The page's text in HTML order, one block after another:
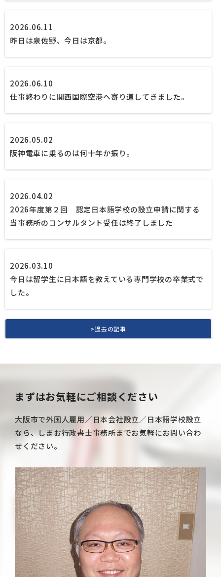
2026.06.11
昨日は泉佐野、今日は京都。
2026.06.10
仕事終わりに関西国際空港へ寄り道してきました。
2026.05.02
阪神電車に乗るのは何十年か振り。
2026.04.02
2026年度第２回 認定日本語学校の設立申請に関する
当事務所のコンサルタント受任は終了しました
2026.03.10
今日は留学生に日本語を教えている専門学校の卒業式で
した。
>過去の記事
まずはお気軽にご相談ください
大阪市で外国人雇用／日本会社設立／日本語学校設立
なら、しまお行政書士事務所までお気軽にお問い合わ
せください。